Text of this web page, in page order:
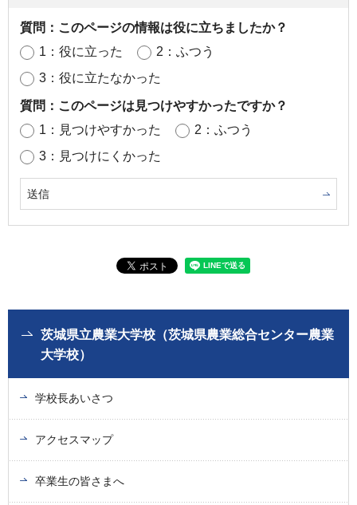
質問：このページの情報は役に立ちましたか？
1：役に立った
2：ふつう
3：役に立たなかった
質問：このページは見つけやすかったですか？
1：見つけやすかった
2：ふつう
3：見つけにくかった
茨城県立農業大学校（茨城県農業総合センター農業
大学校）
学校長あいさつ
アクセスマップ
卒業生の皆さまへ